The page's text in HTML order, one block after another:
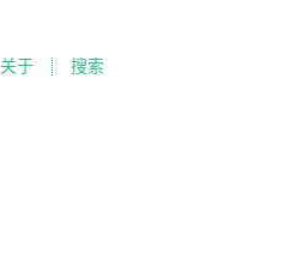
关于 搜索